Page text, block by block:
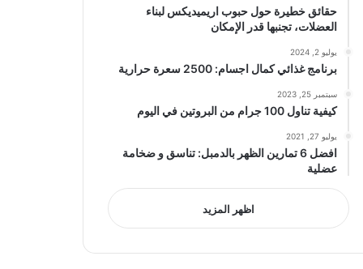
حقائق خطيرة حول حبوب اريميديكس لبناء
العضلات، تجنبها قدر الإمكان
يوليو 2, 2024
برنامج غذائي كمال اجسام: 2500 سعرة حرارية
سبتمبر 25, 2023
كيفية تناول 100 جرام من البروتين في اليوم
يوليو 27, 2021
افضل 6 تمارين الظهر بالدمبل: تناسق و ضخامة
عضلية
اظهر المزيد